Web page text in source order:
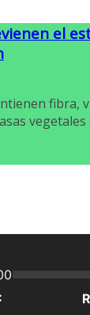
el
fibra,
vegetales